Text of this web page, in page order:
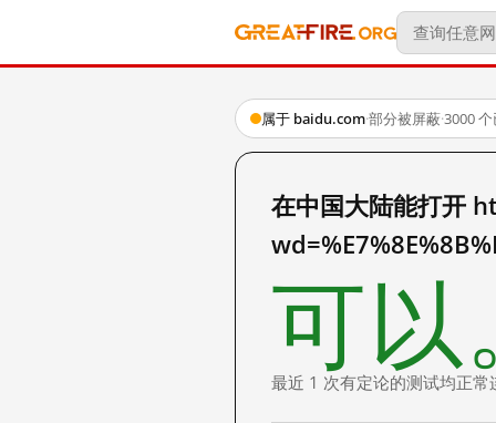
属于 baidu.com·部分被屏蔽·3000
在中国大陆能打开
可以
最近 1 次有定论的测试均正常